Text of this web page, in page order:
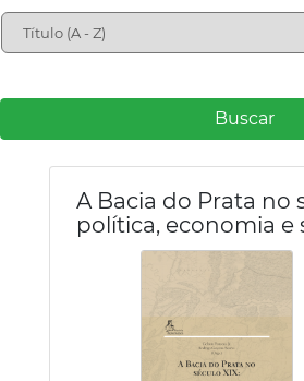
Buscar
A Bacia do Prata no
política, economia e